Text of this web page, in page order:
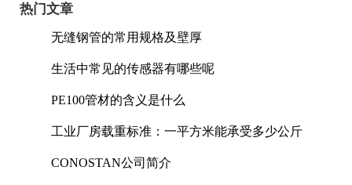
热门文章
无缝钢管的常用规格及壁厚
生活中常见的传感器有哪些呢
PE100管材的含义是什么
工业厂房载重标准：一平方米能承受多少公斤
CONOSTAN公司简介